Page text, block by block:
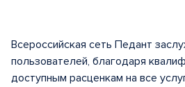
Всероссийская сеть Педант
пользователей, благодаря
доступным расценкам на все